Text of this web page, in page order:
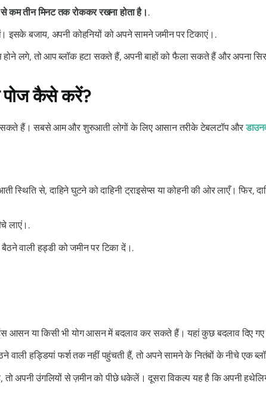
तीन मिनट तक रोककर रखना होता है।.
बजाय, अपनी कोहनियों को अपने सामने जमीन पर टिकाएं।.
लगे, तो आप ब्लॉक हटा सकते हैं, अपनी बाहों को फैला सकते हैं और अपना
पोज कैसे करें?
सकते हैं। सबसे आम और शुरुआती लोगों के लिए आसान तरीके टेबलटॉप और
स्थिति से, दाहिने घुटने को दाहिनी ट्राइसेप्स या कोहनी की ओर लाएँ। फिर,
लाएं।.
वाली हड्डी को जमीन पर टिका दें।.
आसन या किसी भी योग आसन में बदलाव कर सकते हैं। यहां कुछ बदलाव दिए
वाली हड्डियां फर्श तक नहीं पहुंचती हैं, तो अपने सामने के नितंबों के नीचे एक
अपनी उंगलियों से ज़मीन को पीछे धकेलें। दूसरा विकल्प यह है कि अपनी